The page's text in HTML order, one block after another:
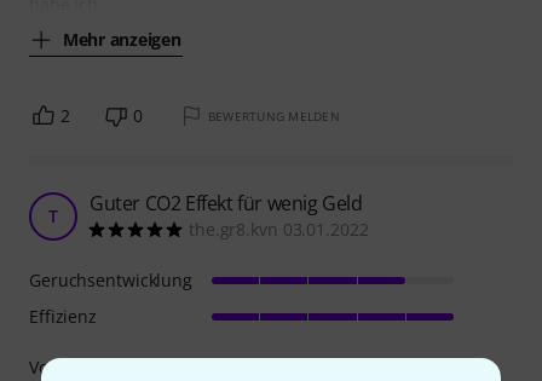
Mehr anzeigen
2 0 BEWERTUNG MELDEN
T Guter CO2 Effekt für wenig Geld
the.gr8.kvn 03.01.2022
Vor allem in räumen wo der Nebel schnell verschwinden
Geruchsentwicklung
Effizienz